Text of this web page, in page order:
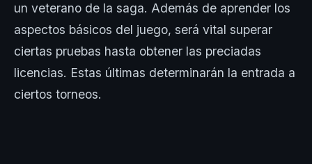
un veterano de la saga. Además de aprender los
aspectos básicos del juego, será vital superar
ciertas pruebas hasta obtener las preciadas
licencias. Estas últimas determinarán la entrada a
ciertos torneos.